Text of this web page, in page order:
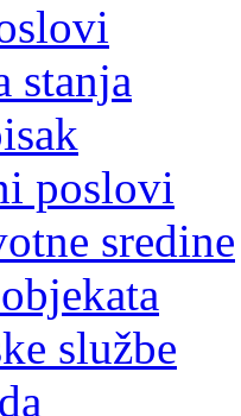
stanja
poslovi
sredine
službe